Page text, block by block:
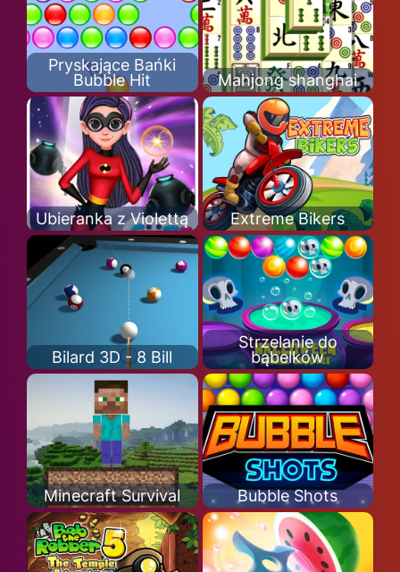
Pryskające Bańki
Bubble Hit
Mahjong shanghai
Ubieranka z Violettą Extreme Bikers
Bilard 3D - 8 Bill
Strzelanie do
bąbelków
Minecraft Survival Bubble Shots